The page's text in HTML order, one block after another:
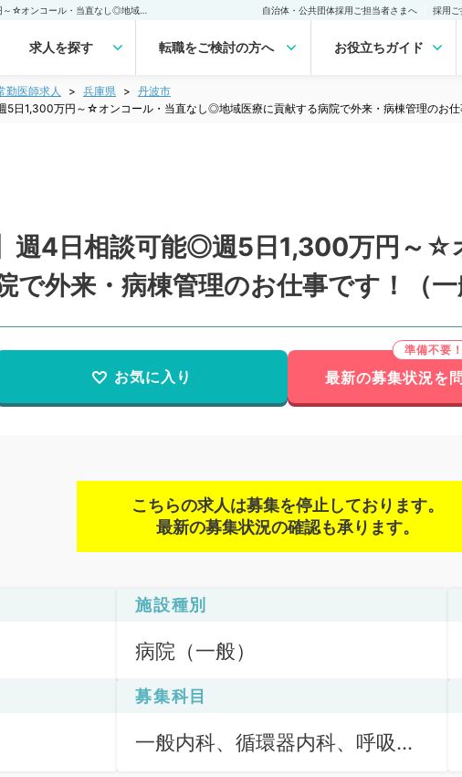
自治体・公共団体採用ご担当者さまへ 採用
求人を探す 転職をご検討の方へ お役立ちガイド
勤医師求人 兵庫県
丹波市
5日1,300万円～☆オンコール・当直なし◎地域医療に貢献する病院で外来・病棟管理のお仕
】週4日相談可能◎週5日1,300万円～
で外来・病棟管理のお仕事です！（一
お気に入り 最新の募集状況を
こちらの求人は募集を停止しております。
最新の募集状況の確認も承ります。
施設種別
病院（一般）
募集科目
一般内科、循環器内科、呼吸器